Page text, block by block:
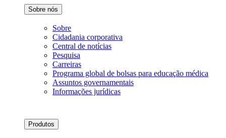
Sobre nós
Sobre
Cidadania corporativa
Central de notícias
Pesquisa
Carreiras
Programa global de bolsas para educação médica
Assuntos governamentais
Informações jurídicas
Produtos